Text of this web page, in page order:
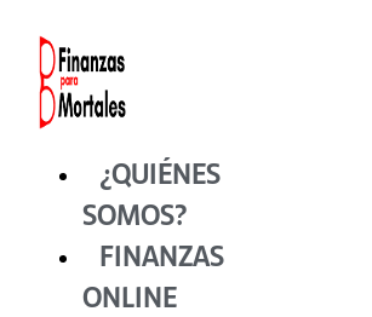
contenido
¿QUIÉNES
SOMOS?
FINANZAS
ONLINE